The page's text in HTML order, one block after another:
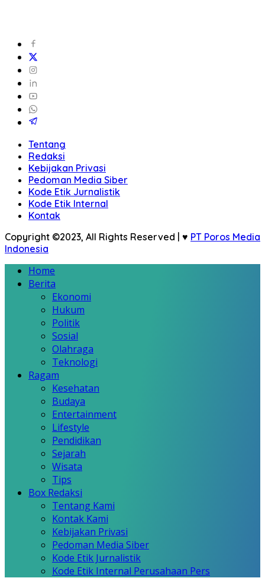
Tentang
Redaksi
Kebijakan Privasi
Pedoman Media Siber
Kode Etik Jurnalistik
Kode Etik Internal
Kontak
Copyright ©2023, All Rights Reserved | ♥ PT Poros Media
Indonesia
Home
Berita
Ekonomi
Hukum
Politik
Sosial
Olahraga
Teknologi
Ragam
Kesehatan
Budaya
Entertainment
Lifestyle
Pendidikan
Sejarah
Wisata
Tips
Box Redaksi
Tentang Kami
Kontak Kami
Kebijakan Privasi
Pedoman Media Siber
Kode Etik Jurnalistik
Kode Etik Internal Perusahaan Pers